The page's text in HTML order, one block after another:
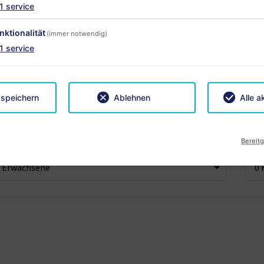
1 service
(immer notwendig)
1 service
Ablehnen Alle